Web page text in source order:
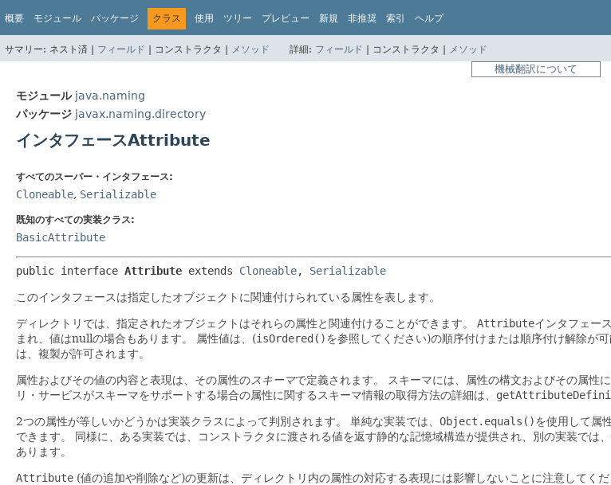
概要 モジュール パッケージ クラス 使用 ツリー プレビュー 新規 非推奨 索引 ヘルプ
サマリー: ネスト済 | フィールド | コンストラクタ | メソッド 詳細: フィールド | コンストラクタ | メソッド
機械翻訳について
モジュール java.naming
パッケージ javax.naming.directory
インタフェースAttribute
すべてのスーパー・インタフェース:
Cloneable, Serializable
既知のすべての実装クラス:
BasicAttribute
public interface Attribute extends Cloneable, Serializable
このインタフェースは指定したオブジェクトに関連付けられている属性を表します。
ディレクトリでは、指定されたオブジェクトはそれらの属性と関連付けることができます。 Attributeインタフェー
まれ、値はnullの場合もあります。
属性値は、(isOrdered()を参照してください)の順序付けまたは順序付け解除が可
は、複製が許可されます。
属性およびその値の内容と表現は、その属性のスキーマで定義されます。 スキーマには、属性の構文およびその属性
リ・サービスがスキーマをサポートする場合の属性に関するスキーマ情報の取得方法の詳細は、
2つの属性が等しいかどうかは実装クラスによって判別されます。 単純な実装では、 Object.equals()を使用して属
できます。
同様に、ある実装では、コンストラクタに渡される値を返す静的な記憶域構造が提供され、別の実装では
あります。
Attribute (値の追加や削除など)の更新は、ディレクトリ内の属性の対応する表現には影響しないことに注意してくだ